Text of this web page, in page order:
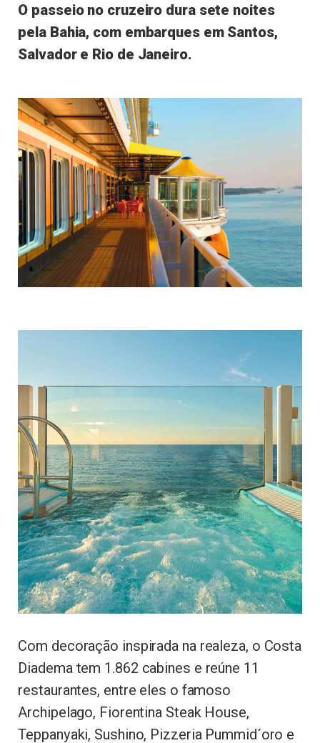
O passeio no cruzeiro dura sete noites
pela Bahia, com embarques em Santos,
Salvador e Rio de Janeiro.
Com decoração inspirada na realeza, o Costa
Diadema tem 1.862 cabines e reúne 11
restaurantes, entre eles o famoso
Archipelago, Fiorentina Steak House,
Teppanyaki, Sushino, Pizzeria Pummid´oro e